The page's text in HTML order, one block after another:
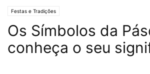
Festas e Tradições
Os Símbolos da
conheça o seu